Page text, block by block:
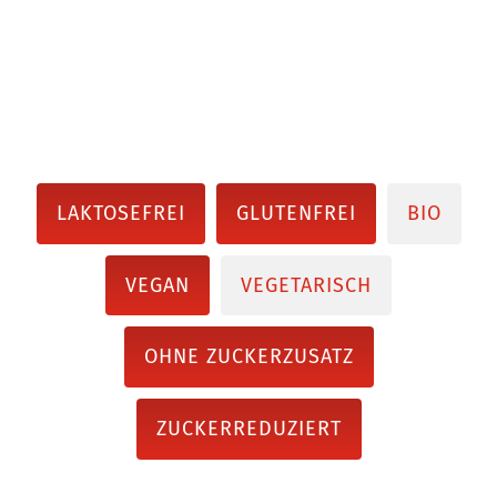
LAKTOSEFREI GLUTENFREI BIO
VEGAN VEGETARISCH
OHNE ZUCKERZUSATZ
ZUCKERREDUZIERT